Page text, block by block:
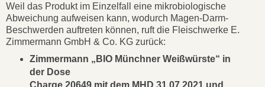
Weil das Produkt im Einzelfall eine mikrobiologische
Abweichung aufweisen kann, wodurch Magen-Darm-
Beschwerden auftreten können, ruft die Fleischwerke E.
Zimmermann GmbH & Co. KG zurück:
Zimmermann „BIO Münchner Weißwürste“ in
der Dose
Charge 20649 mit dem MHD 31.07.2021 und